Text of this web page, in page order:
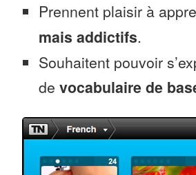
Prennent plaisir à
mais addictifs.
Souhaitent pouvoir
de vocabulaire de